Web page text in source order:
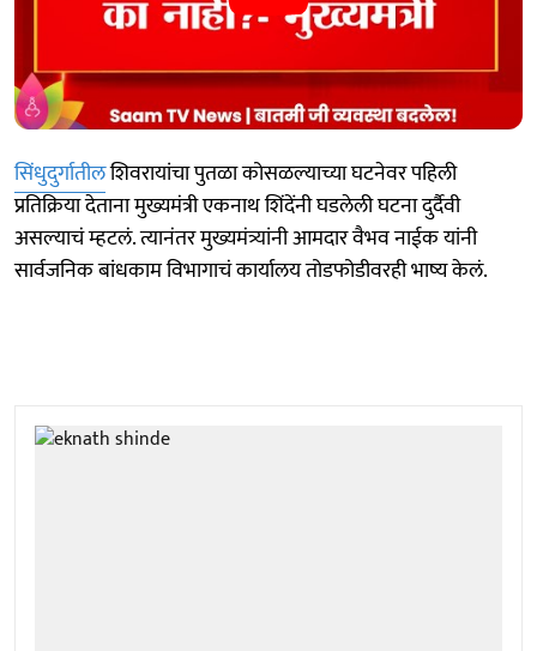
सिंधुदुर्गातीलशिवरायांचा पुतळा कोसळल्याच्या घटनेवर पहिली
प्रतिक्रिया देताना मुख्यमंत्री एकनाथ शिंदेंनी घडलेली घटना दुर्दैवी
असल्याचं म्हटलं. त्यानंतर मुख्यमंत्र्यांनी आमदार वैभव नाईक यांनी
सार्वजनिक बांधकाम विभागाचं कार्यालय तोडफोडीवरही भाष्य केलं.